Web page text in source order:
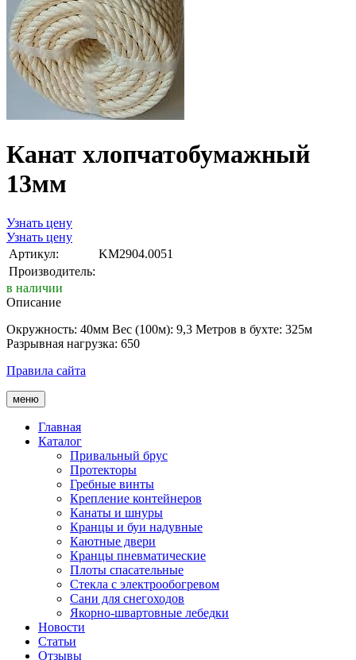
Канат хлопчатобумажный
13мм
Узнать цену
Узнать цену
Артикул:
KM2904.0051
Производитель:
в наличии
Описание
Окружность: 40мм Вес (100м): 9,3 Метров в бухте: 325м
Разрывная нагрузка: 650
Правила сайта
меню
Главная
Каталог
Привальный брус
Протекторы
Гребные винты
Крепление контейнеров
Канаты и шнуры
Кранцы и буи надувные
Каютные двери
Кранцы пневматические
Плоты спасательные
Стекла с электрообогревом
Сани для снегоходов
Якорно-швартовные лебедки
Новости
Статьи
Отзывы